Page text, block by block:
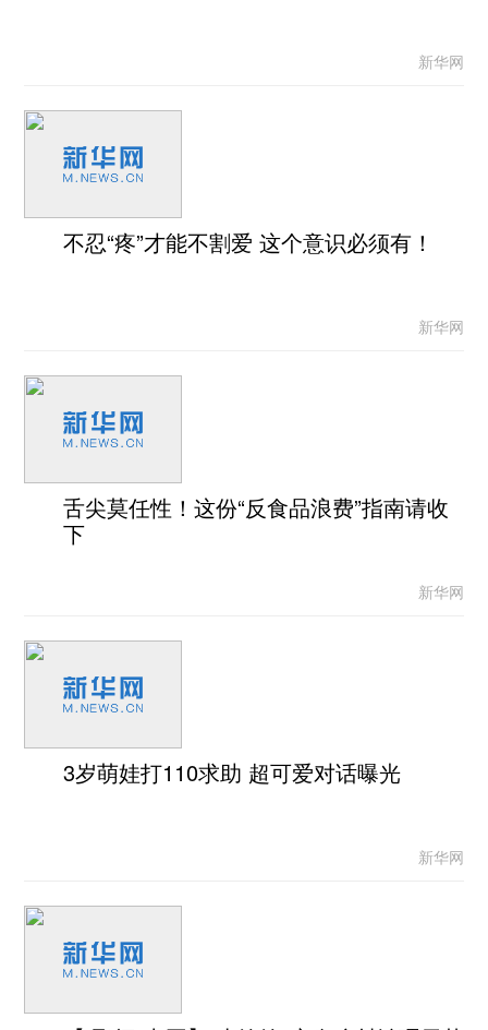
新华网
不忍“疼”才能不割爱 这个意识必须有！
新华网
舌尖莫任性！这份“反食品浪费”指南请收
下
新华网
3岁萌娃打110求助 超可爱对话曝光
新华网